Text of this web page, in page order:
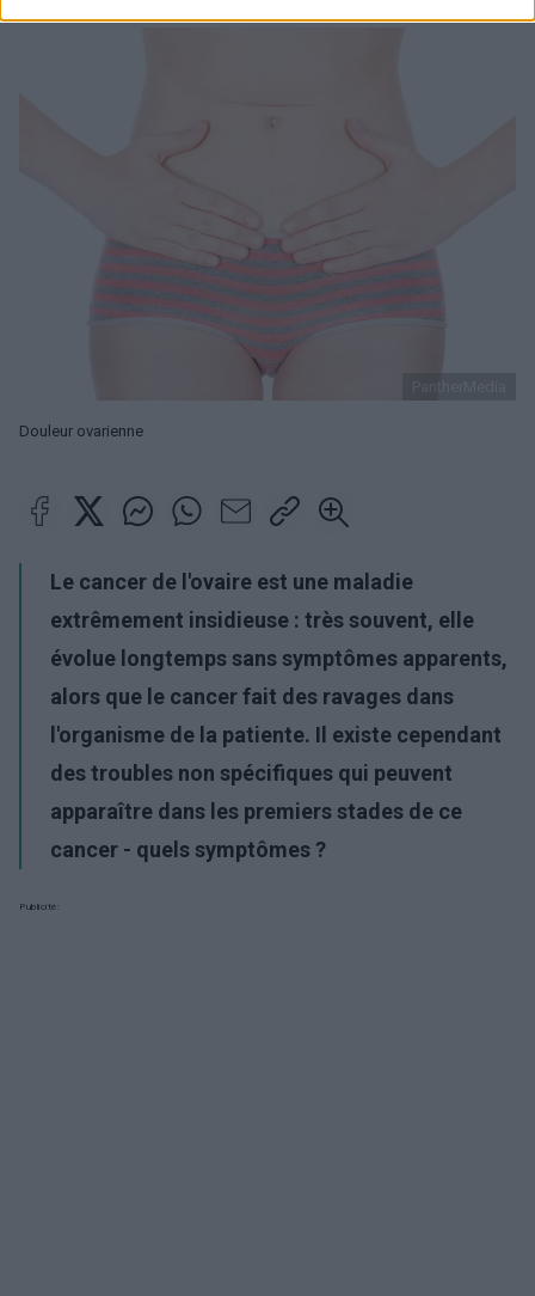
Douleur ovarienne
Le cancer de l'ovaire est une maladie
extrêmement insidieuse : très souvent, elle
évolue longtemps sans symptômes apparents,
alors que le cancer fait des ravages dans
l'organisme de la patiente. Il existe cependant
des troubles non spécifiques qui peuvent
apparaître dans les premiers stades de ce
cancer - quels symptômes ?
Publicité: